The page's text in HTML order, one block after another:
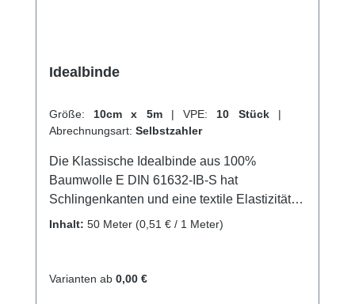
Idealbinde
Größe: 10cm x 5m | VPE: 10 Stück |
Abrechnungsart: Selbstzahler
Die Klassische Idealbinde aus 100%
Baumwolle E DIN 61632-IB-S hat
Schlingenkanten und eine textile Elastizität
von ca. 90%. Sie hat einen hohen
ist waschbar bei 95°C und sterilisierbar
Inhalt: 50 Meter (0,51 € / 1 Meter)
Varianten ab 0,00 €